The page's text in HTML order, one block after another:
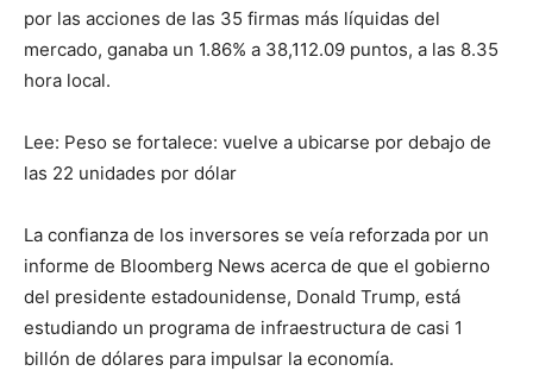
por las acciones de las 35 firmas más líquidas del
mercado, ganaba un 1.86% a 38,112.09 puntos, a las 8.35
hora local.
Lee: Peso se fortalece: vuelve a ubicarse por debajo de
las 22 unidades por dólar
La confianza de los inversores se veía reforzada por un
informe de Bloomberg News acerca de que el gobierno
del presidente estadounidense, Donald Trump, está
estudiando un programa de infraestructura de casi 1
billón de dólares para impulsar la economía.